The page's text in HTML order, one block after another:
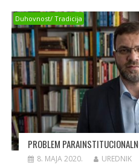
Duhovnost/ Tradicija
PROBLEM
8. MAJA 2020. UREDNIK